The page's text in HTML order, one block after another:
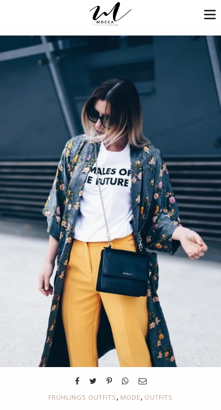
FRÜHLINGS OUTFITS, MODE, OUTFITS